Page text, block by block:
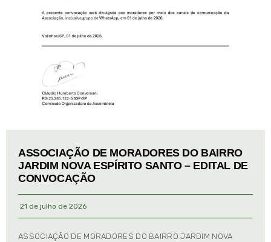
ASSOCIAÇÃO DE MORADORES DO BAIRRO
JARDIM NOVA ESPÍRITO SANTO – EDITAL DE
CONVOCAÇÃO
21 de julho de 2026
ASSOCIAÇÃO DE MORADORES DO BAIRRO JARDIM NOVA